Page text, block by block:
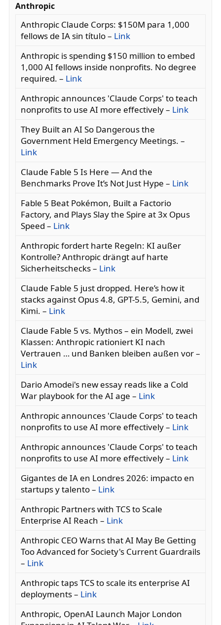
Anthropic
Anthropic Claude Corps: $150M para 1,000
fellows de IA sin título – Link
Anthropic is spending $150 million to embed
1,000 AI fellows inside nonprofits. No degree
required. – Link
Anthropic announces 'Claude Corps' to teach
nonprofits to use AI more effectively – Link
They Built an AI So Dangerous the
Government Held Emergency Meetings. –
Link
Claude Fable 5 Is Here — And the
Benchmarks Prove It’s Not Just Hype – Link
Fable 5 Beat Pokémon, Built a Factorio
Factory, and Plays Slay the Spire at 3x Opus
Speed – Link
Anthropic fordert harte Regeln: KI außer
Kontrolle? Anthropic drängt auf harte
Sicherheitschecks – Link
Claude Fable 5 just dropped. Here’s how it
stacks against Opus 4.8, GPT-5.5, Gemini, and
Kimi. – Link
Claude Fable 5 vs. Mythos – ein Modell, zwei
Klassen: Anthropic rationiert KI nach
Vertrauen … und Banken bleiben außen vor –
Link
Dario Amodei's new essay reads like a Cold
War playbook for the AI age – Link
Anthropic announces 'Claude Corps' to teach
nonprofits to use AI more effectively – Link
Anthropic announces 'Claude Corps' to teach
nonprofits to use AI more effectively – Link
Gigantes de IA en Londres 2026: impacto en
startups y talento – Link
Anthropic Partners with TCS to Scale
Enterprise AI Reach – Link
Anthropic CEO Warns that AI May Be Getting
Too Advanced for Society's Current Guardrails
– Link
Anthropic taps TCS to scale its enterprise AI
deployments – Link
Anthropic, OpenAI Launch Major London